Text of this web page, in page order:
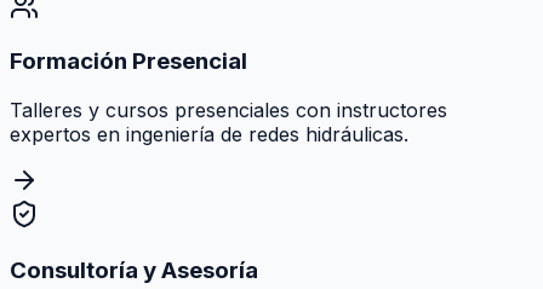
Formación Presencial
Talleres y cursos presenciales con instructores
expertos en ingeniería de redes hidráulicas.
Consultoría y Asesoría